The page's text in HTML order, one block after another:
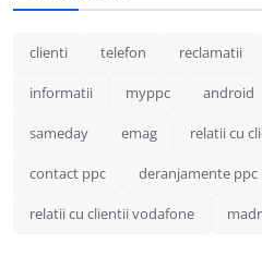
clienti telefon reclamatii
informatii myppc android
sameday emag relatii cu
contact ppc deranjamente ppc
relatii cu clientii vodafone